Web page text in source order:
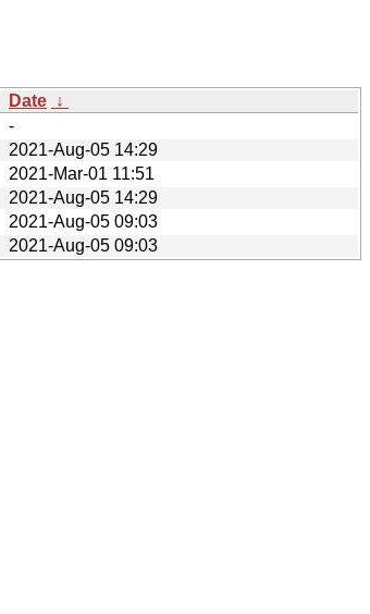
Date ↓
-
2021-Aug-05 14:29
2021-Mar-01 11:51
2021-Aug-05 14:29
2021-Aug-05 09:03
2021-Aug-05 09:03